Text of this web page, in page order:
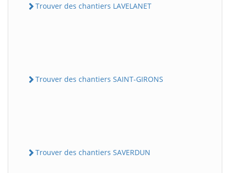
Trouver des chantiers LAVELANET
Trouver des chantiers SAINT-GIRONS
Trouver des chantiers SAVERDUN